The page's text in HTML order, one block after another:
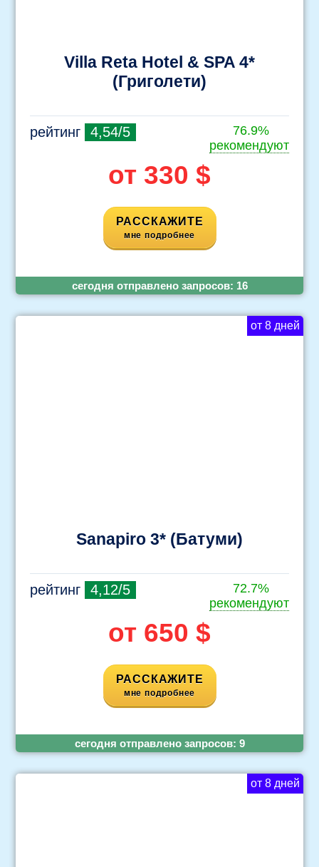
Villa Reta Hotel & SPA 4*
(Григолети)
рейтинг 4,54/5
76.9%
рекомендуют
от 330 $
РАССКАЖИТЕ
мне подробнее
cегодня отправлено запросов: 16
от 8 дней
Sanapiro 3* (Батуми)
рейтинг 4,12/5
72.7%
рекомендуют
от 650 $
РАССКАЖИТЕ
мне подробнее
cегодня отправлено запросов: 9
от 8 дней